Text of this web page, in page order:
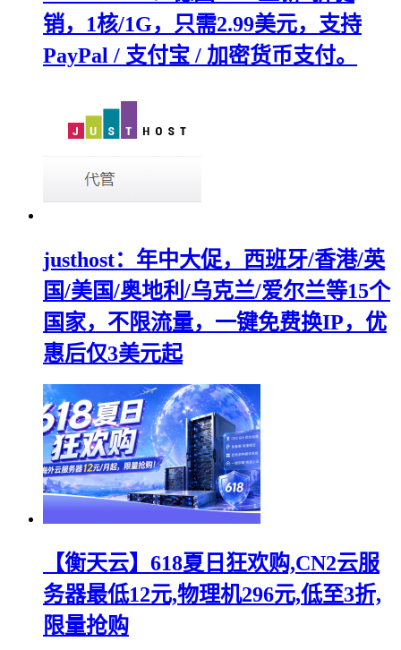
销，1核/1G，只需2.99美元，支持
PayPal / 支付宝 / 加密货币支付。
justhost：年中大促，西班牙/香港/英
国/美国/奥地利/乌克兰/爱尔兰等15个
国家，不限流量，一键免费换IP，优
惠后仅3美元起
【衡天云】618夏日狂欢购,CN2云服
务器最低12元,物理机296元,低至3折,
限量抢购